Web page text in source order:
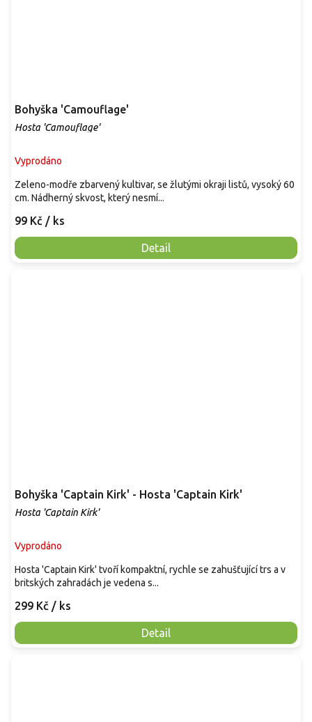
Bohyška 'Camouflage'
Hosta 'Camouflage'
Vyprodáno
99 Kč / ks
Detail
Zeleno-modře zbarvený kultivar, se žlutými okraji listů, vysoký 60
cm. Nádherný skvost, který nesmí...
Bohyška 'Captain Kirk' - Hosta 'Captain Kirk'
Hosta 'Captain Kirk'
Vyprodáno
299 Kč / ks
Detail
Hosta 'Captain Kirk' tvoří kompaktní, rychle se zahušťující trs a v
britských zahradách je vedena s...